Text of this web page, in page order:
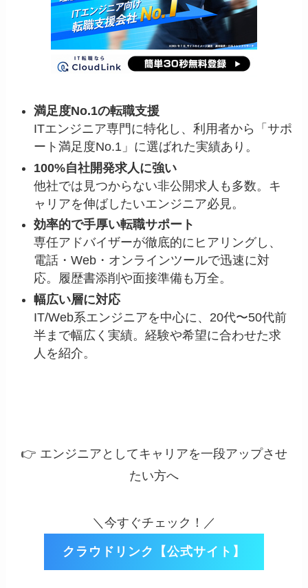
満足度No.1の転職支援
ITエンジニア専門に特化し、利用者から「サポ
ート満足度No.1」に選ばれた実績あり。
100%自社開発求人に強い
他社では見つからない非公開求人も多数。キ
ャリアを伸ばしたいエンジニア必見。
効率的で手厚い転職サポート
専任アドバイザーが徹底的にヒアリングし、
電話・Web・オンラインツールで迅速に対
応。履歴書添削や面接準備も万全。
幅広い層に対応
IT/Web系エンジニアを中心に、20代〜50代前
半まで幅広く実績。経験や希望に合わせた求
人を紹介。
👉 エンジニアとしてキャリアを一段アップさせ
たい方へ
＼今すぐチェック！／
クラウドリンク【公式サイト】